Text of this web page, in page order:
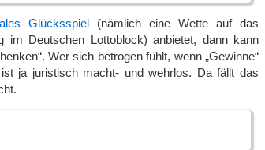
Glücksspiel (nämlich eine Wette auf das
im Deutschen Lottoblock) anbietet, dann kann
Wer sich betrogen fühlt, wenn „Gewinne“
ja juristisch macht- und wehrlos. Da fällt das